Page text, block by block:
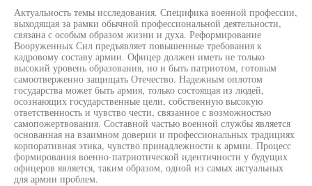
Актуальность темы исследования. Специфика военной профессии,
выходящая за рамки обычной профессиональной деятельности,
связана с особым образом жизни и духа. Реформирование
Вооруженных Сил предъявляет повышенные требования к
кадровому составу армии. Офицер должен иметь не только
высокий уровень образования, но и быть патриотом, готовым
самоотверженно защищать Отечество. Надежным оплотом
государства может быть армия, только состоящая из людей,
осознающих государственные цели, собственную высокую
ответственность и чувство чести, связанное с возможностью
самопожертвования. Составной частью военной службы является
основанная на взаимном доверии и профессиональных традициях
корпоративная этика, чувство принадлежности к армии. Процесс
формирования военно-патриотической идентичности у будущих
офицеров является, таким образом, одной из самых актуальных
для армии проблем.